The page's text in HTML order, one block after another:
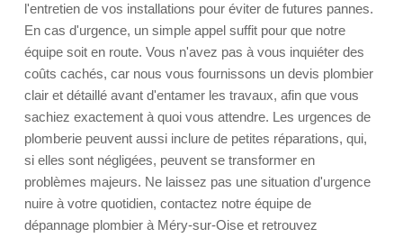
l'entretien de vos installations pour éviter de futures pannes.
En cas d'urgence, un simple appel suffit pour que notre
équipe soit en route. Vous n'avez pas à vous inquiéter des
coûts cachés, car nous vous fournissons un devis plombier
clair et détaillé avant d'entamer les travaux, afin que vous
sachiez exactement à quoi vous attendre. Les urgences de
plomberie peuvent aussi inclure de petites réparations, qui,
si elles sont négligées, peuvent se transformer en
problèmes majeurs. Ne laissez pas une situation d'urgence
nuire à votre quotidien, contactez notre équipe de
dépannage plombier à Méry-sur-Oise et retrouvez